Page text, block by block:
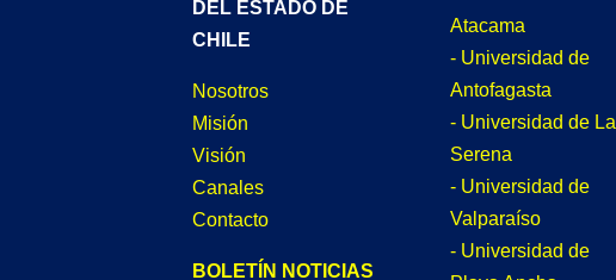
DEL ESTADO DE
CHILE
Nosotros
Misión
Visión
Canales
Contacto
BOLETÍN NOTICIAS
Atacama
- Universidad de
Antofagasta
- Universidad de La
Serena
- Universidad de
Valparaíso
- Universidad de